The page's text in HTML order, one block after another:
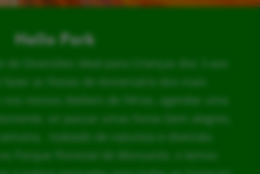
Hello Park
de Diversões ideal para Crianças dos 3 aos
fazer as Festas de Aniversário dos mais
nossos Ateliers de Férias, agendar uma
vir passar umas horas bem alegres,
rodeado de natureza e diversão.
Parque Florestal de Monsanto, e temos